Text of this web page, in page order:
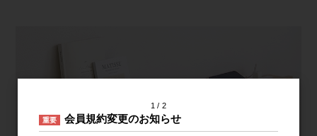
1 2
重要 会員規約変更のお知らせ